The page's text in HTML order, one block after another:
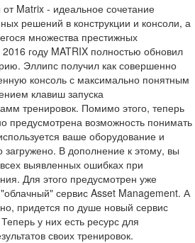
Matrix - идеальное сочетание
решений в конструкции и консоли, а
множества престижных
году MATRIX полностью обновил
Эллипс получил как совершенно
консоль с максимально понятным
клавиш запуска
тренировок. Помимо этого, теперь
предусмотрена возможность понимать
ваше оборудование и
загружено. В дополнение к этому, вы
выявленных ошибках при
Для этого предусмотрен уже
сервис Asset Management. А
придется по душе новый сервис
у них есть ресурс для
своих тренировок.